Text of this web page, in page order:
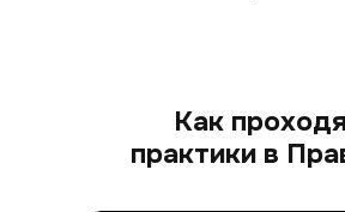
Как
практики в